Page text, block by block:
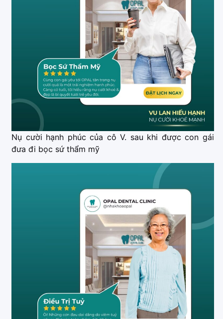
Nụ cười hạnh phúc của cô V. sau khi được con gái
đưa đi bọc sứ thẩm mỹ